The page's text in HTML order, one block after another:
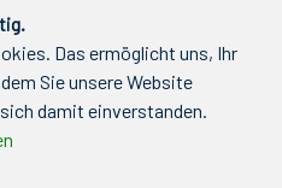
Das ermöglicht uns, Ihr
Sie unsere Website
damit einverstanden.